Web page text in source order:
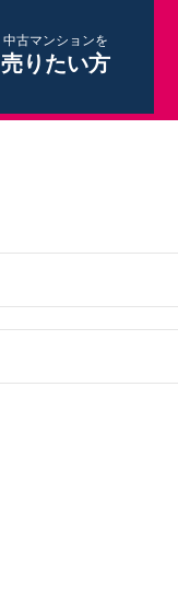
中古マンションを
売りたい方